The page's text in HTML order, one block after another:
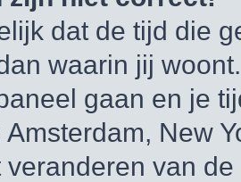
dat de tijd die
waarin jij
gaan en je
New
veranderen van